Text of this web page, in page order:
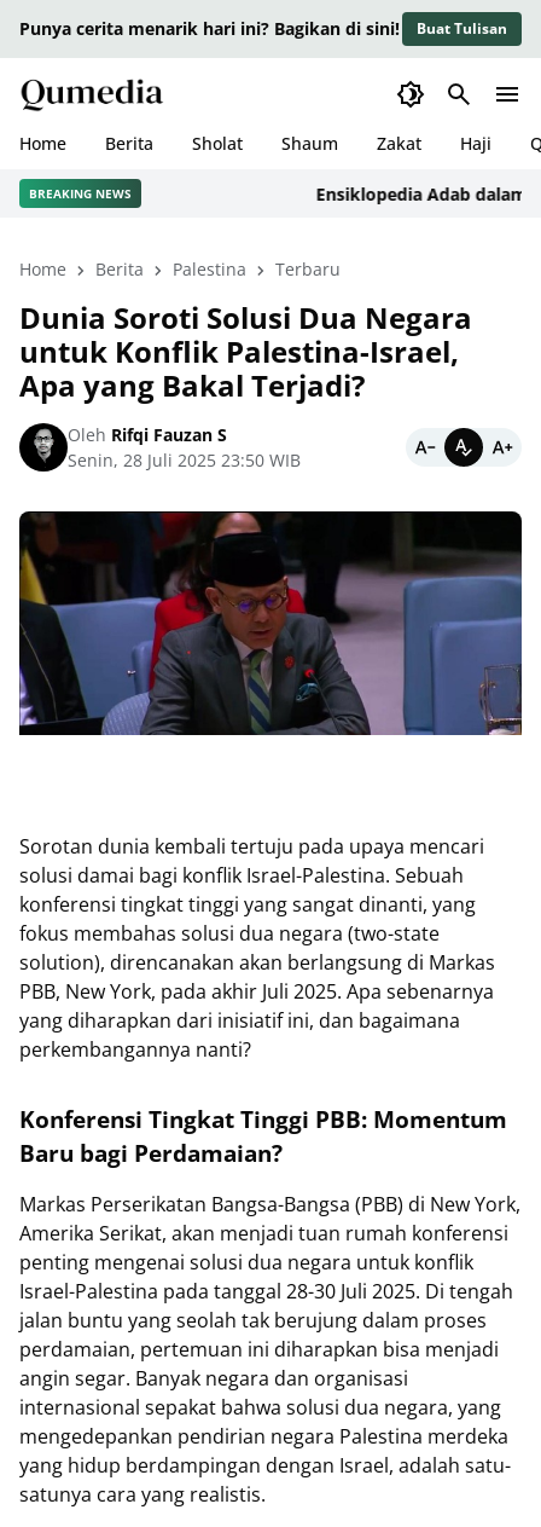
Punya cerita menarik hari ini? Bagikan di sini! Buat Tulisan
Home Berita Sholat Shaum Zakat Haji
BREAKING NEWS Ensiklopedia Adab dalam
Home Berita Palestina Terbaru
Dunia Soroti Solusi Dua Negara
untuk Konflik Palestina-Israel,
Apa yang Bakal Terjadi?
Oleh Rifqi Fauzan S
Senin, 28 Juli 2025 23:50 WIB
Sorotan dunia kembali tertuju pada upaya mencari
solusi damai bagi konflik Israel-Palestina. Sebuah
konferensi tingkat tinggi yang sangat dinanti, yang
fokus membahas solusi dua negara (two-state
solution), direncanakan akan berlangsung di Markas
PBB, New York, pada akhir Juli 2025. Apa sebenarnya
yang diharapkan dari inisiatif ini, dan bagaimana
perkembangannya nanti?
Konferensi Tingkat Tinggi PBB: Momentum
Baru bagi Perdamaian?
Markas Perserikatan Bangsa-Bangsa (PBB) di New York,
Amerika Serikat, akan menjadi tuan rumah konferensi
penting mengenai solusi dua negara untuk konflik
Israel-Palestina pada tanggal 28-30 Juli 2025. Di tengah
jalan buntu yang seolah tak berujung dalam proses
perdamaian, pertemuan ini diharapkan bisa menjadi
angin segar. Banyak negara dan organisasi
internasional sepakat bahwa solusi dua negara, yang
mengedepankan pendirian negara Palestina merdeka
yang hidup berdampingan dengan Israel, adalah satu-
satunya cara yang realistis.